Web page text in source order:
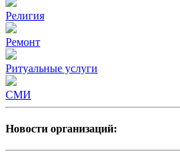
Религия
Ремонт
Ритуальные услуги
СМИ
Новости организаций: